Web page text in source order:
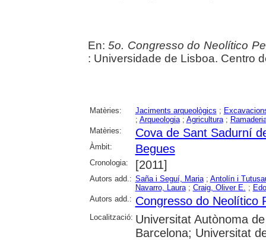
En:5o. Congresso do Neolítico
: Universidade de Lisboa. Centro
Matèries: Jaciments arqueològics ;
; Arqueologia; Agricultura;
Matèries:
Cova de Sant Sadurní
Àmbit: Begues
Cronologia: [2011]
Autors add.: Saña i Seguí, Maria; Antolín i
Navarro, Laura; Craig, Oliver E. ;
Autors add.: Congresso do Neolítico
Localització: Universitat Autònoma
Barcelona; Universitat